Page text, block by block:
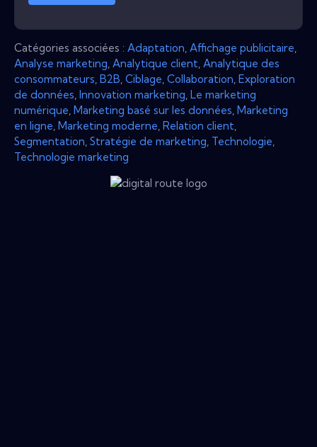
Catégories associées : Adaptation Affichage publicitaire
Analyse marketing Analytique client Analytique des
consommateurs B2B Ciblage Collaboration Exploration
de données Innovation marketing Le marketing
numérique Marketing basé sur les données Marketing
en ligne Marketing moderne Relation client
Segmentation Stratégie de marketing Technologie
Technologie marketing